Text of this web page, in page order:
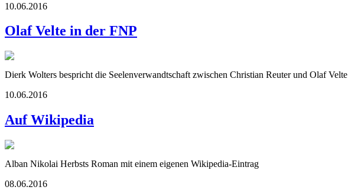
10.06.2016
Olaf Velte in der FNP
Dierk Wolters bespricht die Seelenverwandtschaft zwischen Christian Reuter und Olaf Velte
10.06.2016
Auf Wikipedia
Alban Nikolai Herbsts Roman mit einem eigenen Wikipedia-Eintrag
08.06.2016